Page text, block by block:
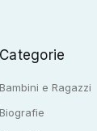
Categorie
Bambini e Ragazzi
Biografie